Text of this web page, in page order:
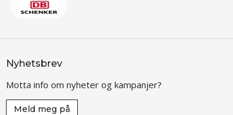
Nyhetsbrev
Motta info om nyheter og kampanjer?
Meld meg på